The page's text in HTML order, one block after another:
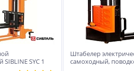
SYC 1
Штабелер
самоходный,
3,5 м Вилы: 1150 , АКБ